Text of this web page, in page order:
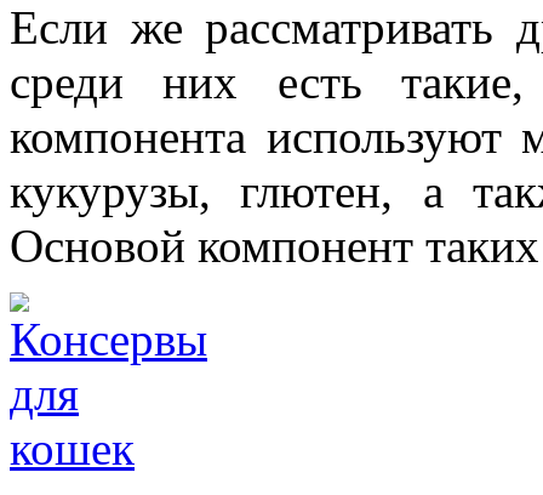
Если же рассматривать
среди них есть
компонента используют
кукурузы, глютен, а
Основой компонент